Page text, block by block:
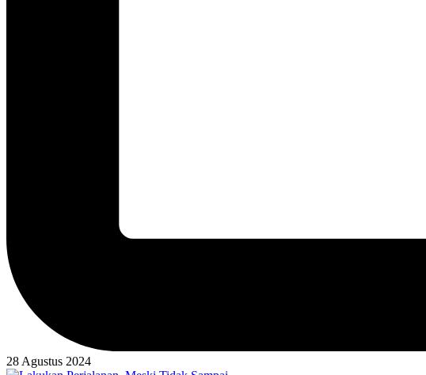
28 Agustus 2024